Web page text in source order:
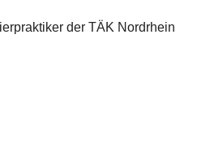
der TÄK Nordrhein